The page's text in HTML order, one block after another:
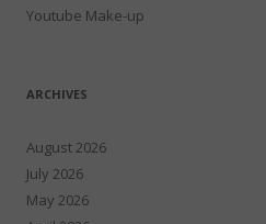
Youtube Make-up
ARCHIVES
August 2026
July 2026
May 2026